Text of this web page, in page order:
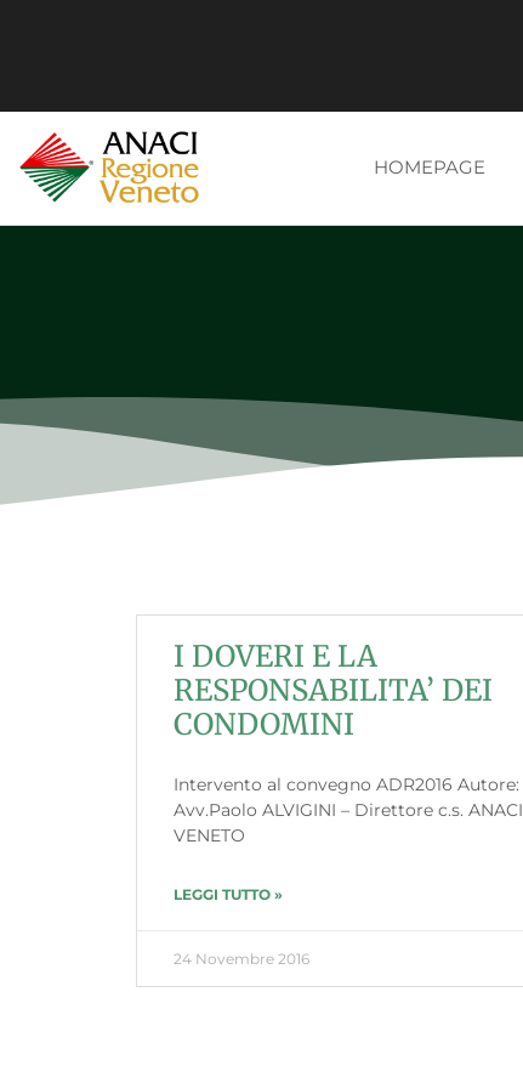
HOMEPAGE
I DOVERI E LA
RESPONSABILITA’ DEI
CONDOMINI
Intervento al convegno ADR2016 Autore:
Avv.Paolo ALVIGINI – Direttore c.s. ANACI
VENETO
LEGGI TUTTO »
24 Novembre 2016